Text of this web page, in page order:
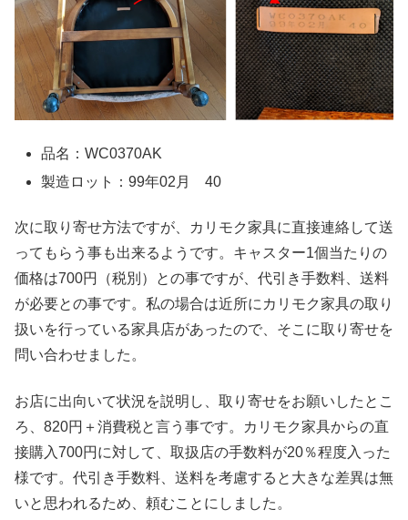
品名：WC0370AK
製造ロット：99年02月 40
次に取り寄せ方法ですが、カリモク家具に直接連絡して送
ってもらう事も出来るようです。キャスター1個当たりの
価格は700円（税別）との事ですが、代引き手数料、送料
が必要との事です。私の場合は近所にカリモク家具の取り
扱いを行っている家具店があったので、そこに取り寄せを
問い合わせました。
お店に出向いて状況を説明し、取り寄せをお願いしたとこ
ろ、820円＋消費税と言う事です。カリモク家具からの直
接購入700円に対して、取扱店の手数料が20％程度入った
様です。代引き手数料、送料を考慮すると大きな差異は無
いと思われるため、頼むことにしました。